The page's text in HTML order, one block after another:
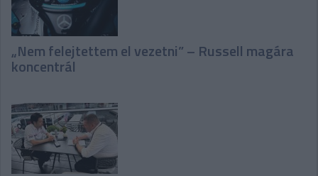
„Nem felejtettem el vezetni” – Russell magára
koncentrál